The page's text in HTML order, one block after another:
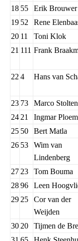
18 55 Erik Brouwer
19 52 Rene
20 11 Toni Klok
21 111 Frank
22 4 Hans van
23 73 Marco
24 21 Ingmar
25 50 Bert Matla
26 53
Wim van
Lindenberg
27 23 Tom Bouma
2896 Leen
29 25
Cor van der
Weijden
30 20 Tijmen de